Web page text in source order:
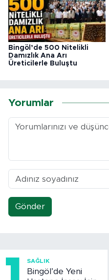
Bingöl’de 500 Nitelikli
Damızlık Ana Arı
Üreticilerle Buluştu
Yorumlar
Gönder
SAĞLIK
Bingöl’de Yeni